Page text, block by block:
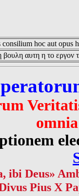
consilium hoc aut opus
αυτη η το εργον
ibi Deus»
Pius X